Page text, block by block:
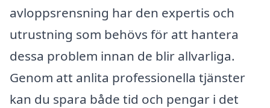
avloppsrensning har den expertis och
utrustning som behövs för att hantera
dessa problem innan de blir allvarliga.
Genom att anlita professionella tjänster
kan du spara både tid och pengar i det